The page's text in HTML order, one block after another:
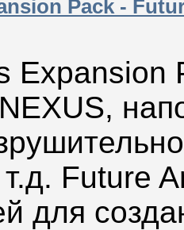
Pack -
Expansion
Future
для